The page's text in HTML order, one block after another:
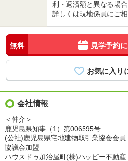
利・返済額と異なる場合
詳しくは現地係員にご
無料 見学予約
会社情報
＜仲介＞
鹿児島県知事（1）第006595号
(公社)鹿児島県宅地建物取引業協会会員
協議会加盟
ハウスドゥ加治屋町(株)ハッピー不動産